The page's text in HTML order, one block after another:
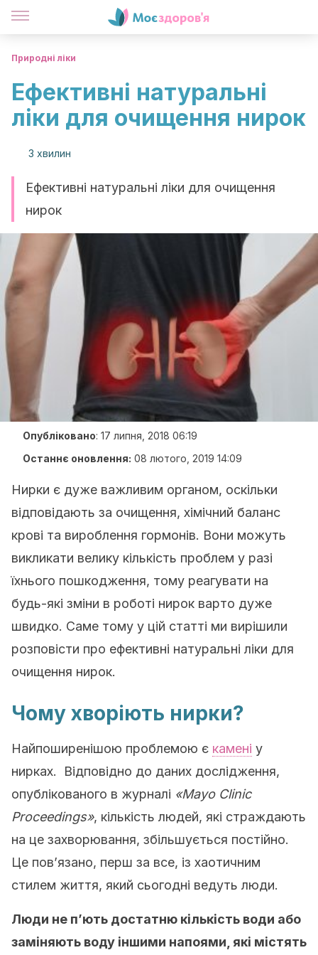
Природні ліки
Ефективні натуральні
ліки для очищення нирок
3 хвилин
Ефективні натуральні ліки для очищення
нирок
Опубліковано: 17 липня, 2018 06:19
Останнє оновлення: 08 лютого, 2019 14:09
Нирки є дуже важливим органом, оскільки
відповідають за очищення, хімічний баланс
крові та вироблення гормонів. Вони можуть
викликати велику кількість проблем у разі
їхнього пошкодження, тому реагувати на
будь-які зміни в роботі нирок варто дуже
швидко. Саме тому у цій статті ми вирішили
розповісти про ефективні натуральні ліки для
очищення нирок.
Чому хворіють нирки?
Найпоширенішою проблемою є камені у
нирках. Відповідно до даних дослідження,
опублікованого в журналі «Mayo Clinic
Proceedings», кількість людей, які страждають
на це захворювання, збільшується постійно.
Це пов’язано, перш за все, із хаотичним
стилем життя, який сьогодні ведуть люди.
Люди не п’ють достатню кількість води або
заміняють воду іншими напоями, які містять